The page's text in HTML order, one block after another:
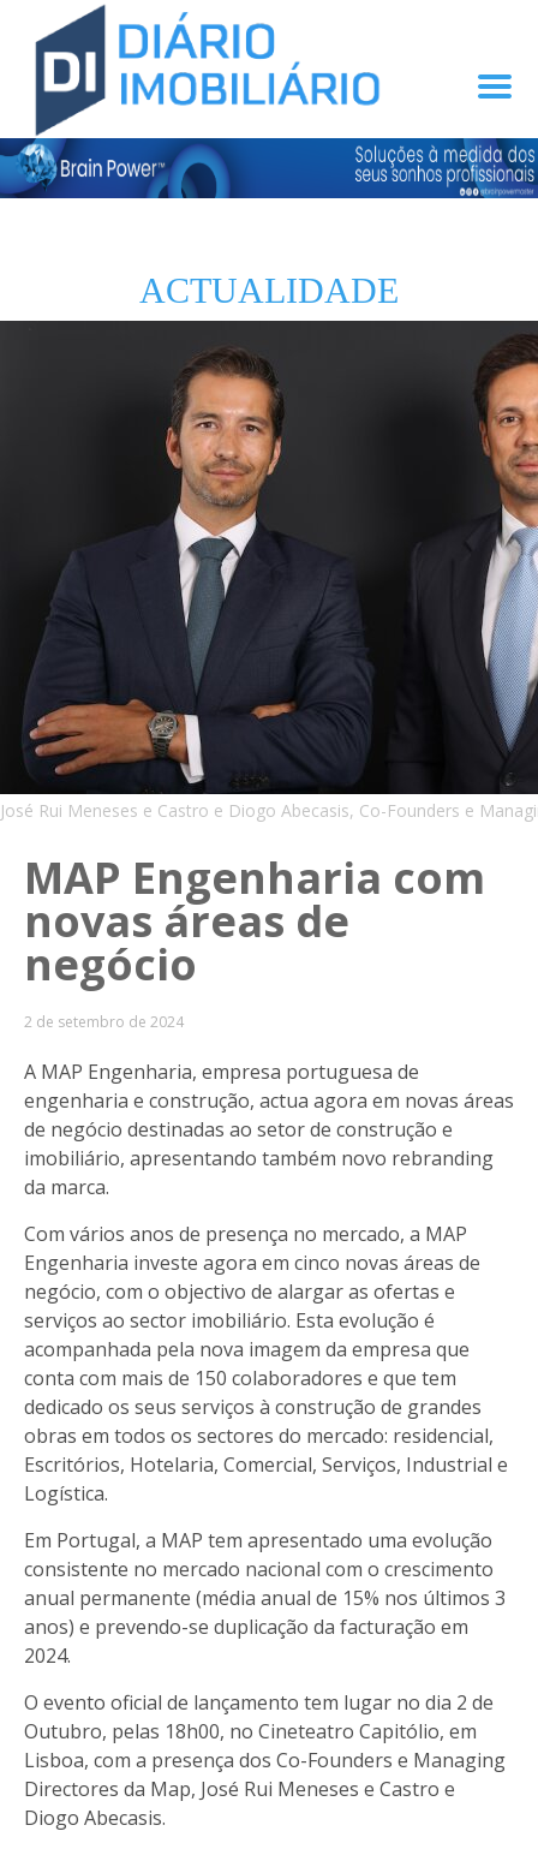
ACTUALIDADE
José Rui Meneses e Castro e Diogo Abecasis, Co-Founders e
MAP Engenharia com
novas áreas de
negócio
2 de setembro de 2024
A MAP Engenharia, empresa portuguesa de
engenharia e construção, actua agora em novas áreas
de negócio destinadas ao setor de construção e
imobiliário, apresentando também novo rebranding
da marca.
Com vários anos de presença no mercado, a MAP
Engenharia investe agora em cinco novas áreas de
negócio, com o objectivo de alargar as ofertas e
serviços ao sector imobiliário. Esta evolução é
acompanhada pela nova imagem da empresa que
conta com mais de 150 colaboradores e que tem
dedicado os seus serviços à construção de grandes
obras em todos os sectores do mercado: residencial,
Escritórios, Hotelaria, Comercial, Serviços, Industrial e
Logística.
Em Portugal, a MAP tem apresentado uma evolução
consistente no mercado nacional com o crescimento
anual permanente (média anual de 15% nos últimos 3
anos) e prevendo-se duplicação da facturação em
2024.
O evento oficial de lançamento tem lugar no dia 2 de
Outubro, pelas 18h00, no Cineteatro Capitólio, em
Lisboa, com a presença dos Co-Founders e Managing
Directores da Map, José Rui Meneses e Castro e
Diogo Abecasis.